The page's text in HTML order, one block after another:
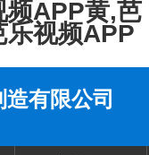
频APP黄,芭
乐视频APP
有限公司